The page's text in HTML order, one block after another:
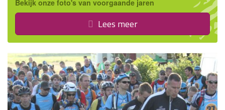
Bekijk onze foto's van voorgaande jaren
Lees meer